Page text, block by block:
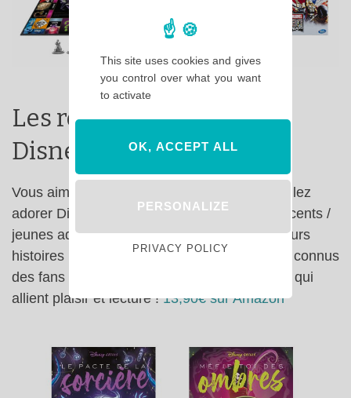
Les romans pour ados
Disney Chills
Vous aimez la série Chair de Poule ? Vous allez
adorer Disney Chills ! Ces livres pour adolescents /
jeunes adultes vous feront frissonner avec leurs
histoires palpitantes dont les héros sont bien connus
des fans Disney ! Des idées cadeaux Disney qui
allient plaisir et lecture !13,90€ sur Amazon
This site uses cookies and gives
you control over what you want
to activate
OK, ACCEPT ALL
PERSONALIZE
PRIVACY POLICY